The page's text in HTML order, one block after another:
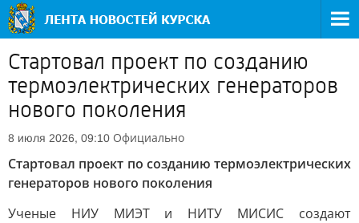
Стартовал проект по созданию
термоэлектрических генераторов
нового поколения
8 июля 2026, 09:10 Официально
Стартовал проект по созданию термоэлектрических
генераторов нового поколения
Ученые НИУ МИЭТ и НИТУ МИСИС создают